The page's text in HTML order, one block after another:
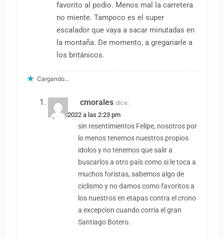
favorito al podio. Menos mal la carretera
no miente. Tampoco es el super
escalador que vaya a sacar minutadas en
la montaña. De momento, a gregariarle a
los británicos.
Cargando...
cmorales dice:
1 julio, 2022 a las 2:23 pm
sin resentimientos Felipe, nosotros por
lo menos tenemos nuestros propios
idolos y no tenemos que salir a
buscarlos a otro país como si le toca a
muchos foristas, sabemos algo de
ciclismo y no damos como favoritos a
los nuestros en etapas contra el crono
a excepcion cuando corria el gran
Santiago Botero.